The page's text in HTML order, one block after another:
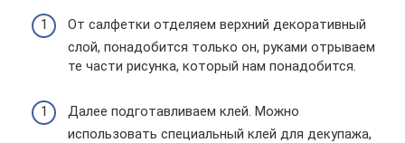
От салфетки отделяем верхний декоративный
слой, понадобится только он, руками отрываем
те части рисунка, который нам понадобится.
Далее подготавливаем клей. Можно
использовать специальный клей для декупажа,